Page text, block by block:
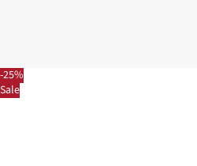
-25%
Sale